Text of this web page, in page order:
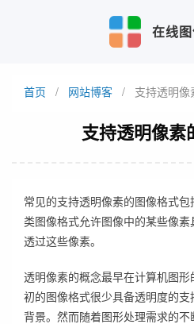
在线
首页 网站博客 支持透明
支持透明像素
常见的支持透明像素的图像格式
类图像格式允许图像中的某些像
透过这些像素。
透明像素的概念最早在计算机图
初的图像格式很少具备透明度的
背景。然而随着图形处理需求的